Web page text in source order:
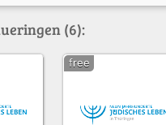
(6):
free